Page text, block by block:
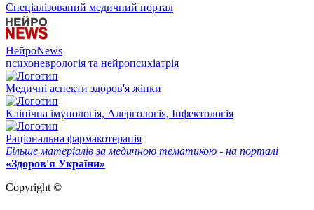
Спеціалізований медичний портал
НейроNews
психоневрологія та нейропсихіатрія
Медичні аспекти здоров'я жінки
Клінічна імунологія, Алергологія, Інфектологія
Раціональна фармакотерапія
Більше матеріалів за медичною тематикою - на порталі
«Здоров'я України»
Copyright ©